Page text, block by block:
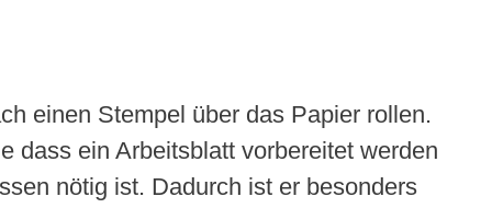
einen Stempel über das Papier rollen.
dass ein Arbeitsblatt vorbereitet werden
nötig ist. Dadurch ist er besonders